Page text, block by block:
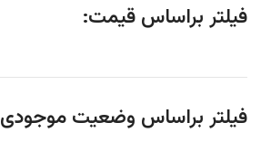
فیلتر براساس قیمت:
فیلتر براساس وضعیت موجودی